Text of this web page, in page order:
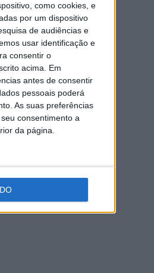
como cookies, e
por um dispositivo
de audiências e
usar identificação e
consentir o
acima. Em
antes de consentir
pessoais poderá
As suas preferências
consentimento a
da página.